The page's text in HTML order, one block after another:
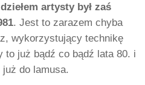
artysty był zaś
. Jest to zarazem chyba
wykorzystujący technikę
to już bądź co bądź lata 80. i
już do lamusa.